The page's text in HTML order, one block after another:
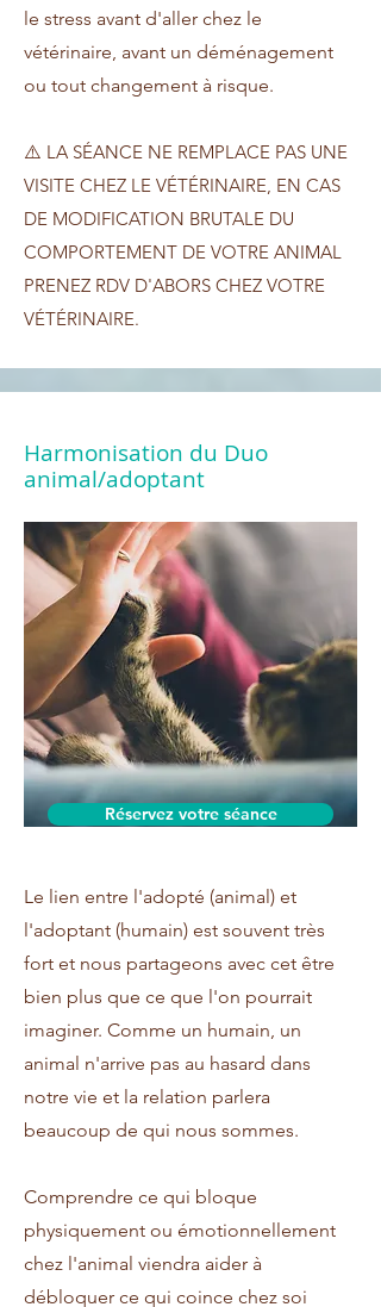
le stress avant d'aller chez le
vétérinaire, avant un déménagement
ou tout changement à risque.
⚠️ LA SÉANCE NE REMPLACE PAS UNE
VISITE CHEZ LE VÉTÉRINAIRE, EN CAS
DE MODIFICATION BRUTALE DU
COMPORTEMENT DE VOTRE ANIMAL
PRENEZ RDV D'ABORS CHEZ VOTRE
VÉTÉRINAIRE.
Harmonisation du Duo
animal/adoptant
Réservez votre séance
Le lien entre l'adopté (animal) et
l'adoptant (humain) est souvent très
fort et nous partageons avec cet être
bien plus que ce que l'on pourrait
imaginer. Comme un humain, un
animal n'arrive pas au hasard dans
notre vie et la relation parlera
beaucoup de qui nous sommes.
Comprendre ce qui bloque
physiquement ou émotionnellement
chez l'animal viendra aider à
débloquer ce qui coince chez soi